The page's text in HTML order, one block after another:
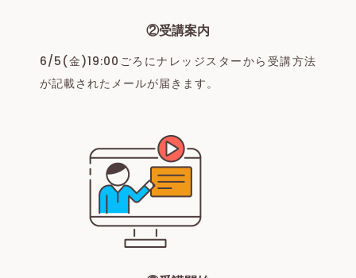
②受講案内
6/5(金)19:00ごろにナレッジスターから受講方法
が記載されたメールが届きます。